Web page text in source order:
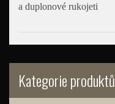
Kategorie produktů
a duplonové rukojeti